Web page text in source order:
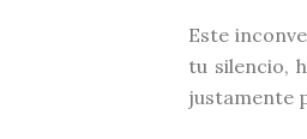
Este
tu silencio,
justamente